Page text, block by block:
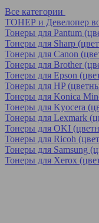
Все категории
ТОНЕР и Девелопер
Тонеры для Pantum
Тонеры для Sharp
Тонеры для Canon
Тонеры для Brother
Тонеры для Epson
Тонеры для HP
Тонеры для Konica
Тонеры для Kyocera
Тонеры для Lexmark
Тонеры для OKI
Тонеры для Ricoh
Тонеры для Samsung
Тонеры для Xerox